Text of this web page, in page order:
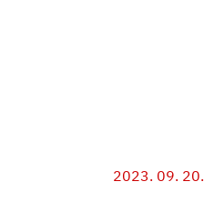
2023. 09. 20.